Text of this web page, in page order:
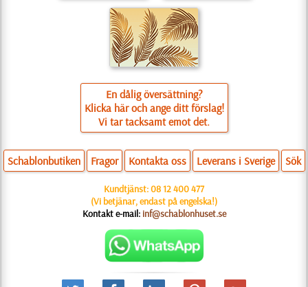
En dålig översättning?
Klicka här och ange ditt förslag!
Vi tar tacksamt emot det.
Schablonbutiken Fragor Kontakta oss Leverans i Sverige Sök
Kundtjänst:08 12 400 477
(Vi betjänar, endast på engelska!)
Kontakt e-mail: inf@schablonhuset.se